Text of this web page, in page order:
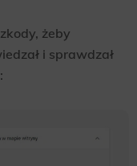
żeby
i sprawdzał